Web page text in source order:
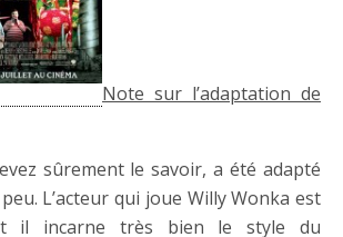
Note sur l’adaptation de
sûrement le savoir, a été adapté
L’acteur qui joue Willy Wonka est
il incarne très bien le style du